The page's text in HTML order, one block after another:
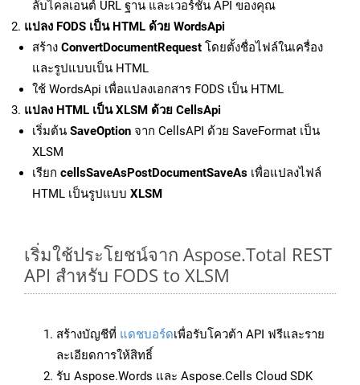
ลับไคลเอนต์ URL ฐาน และเวอร์ชัน API ของคุณ
แปลง FODS เป็น HTML ด้วย WordsApi
สร้าง ConvertDocumentRequest โดยตั้งชื่อไฟล์ในเครื่อง
และรูปแบบเป็น HTML
ใช้ WordsApi เพื่อแปลงเอกสาร FODS เป็น HTML
แปลง HTML เป็น XLSM ด้วย CellsApi
เริ่มต้น SaveOption จาก CellsAPI ด้วย SaveFormat เป็น
XLSM
เรียก cellsSaveAsPostDocumentSaveAs เพื่อแปลงไฟล์
HTML เป็นรูปแบบ XLSM
เริ่มใช้ประโยชน์จาก Aspose.Total REST
API สำหรับ FODS to XLSM
สร้างบัญชีที่ แดชบอร์ดเพื่อรับโควต้า API ฟรีและราย
ละเอียดการให้สิทธิ์
รับ Aspose.Words และ Aspose.Cells Cloud SDK